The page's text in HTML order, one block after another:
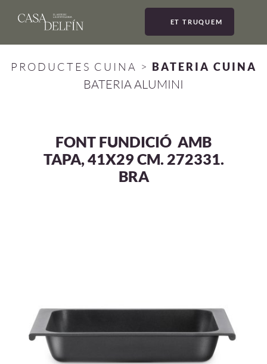
ET TRUQUEM
PRODUCTES CUINA > BATERIA CUINA
BATERIA ALUMINI
FONT FUNDICIÓ AMB
TAPA, 41X29 CM. 272331.
BRA